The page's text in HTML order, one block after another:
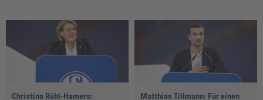
Christina Rühl-Hamers:
Matthias Tillmann: Für einen